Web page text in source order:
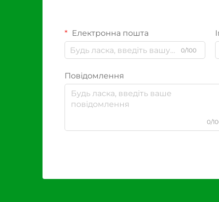
Електронна пошта
0/100
Повідомлення
0/